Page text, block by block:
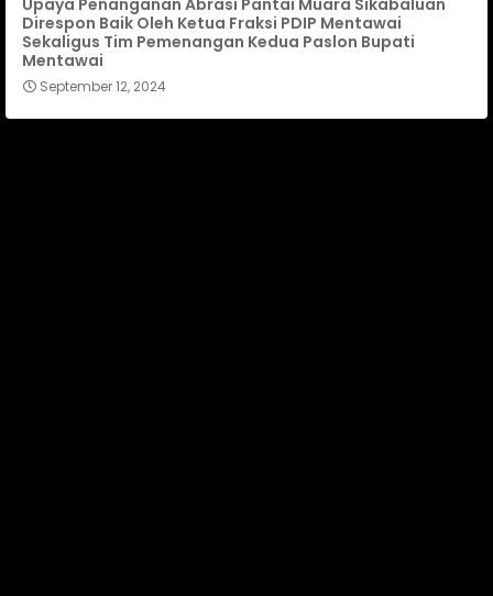
Direspon Baik Oleh Ketua Fraksi PDIP Mentawai
Sekaligus Tim Pemenangan Kedua Paslon Bupati
Mentawai
September 12, 2024